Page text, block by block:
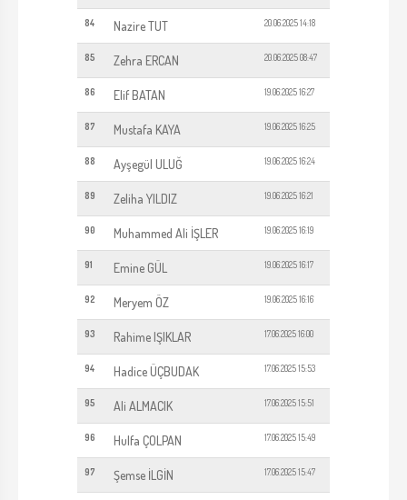
84 Nazire TUT 20.06.2025 14:18
85 Zehra ERCAN 20.06.2025 08:47
86 Elif BATAN 19.06.2025 16:27
87 Mustafa KAYA 19.06.2025 16:25
88 Ayşegül ULUĞ 19.06.2025 16:24
89 Zeliha YILDIZ 19.06.2025 16:21
90 Muhammed Ali İŞLER 19.06.2025 16:19
91 Emine GÜL 19.06.2025 16:17
92 Meryem ÖZ 19.06.2025 16:16
93 Rahime IŞIKLAR 17.06.2025 16:00
94 Hadice ÜÇBUDAK 17.06.2025 15:53
95 Ali ALMACIK 17.06.2025 15:51
96 Hulfa ÇOLPAN 17.06.2025 15:49
97 Şemse İLGİN 17.06.2025 15:47